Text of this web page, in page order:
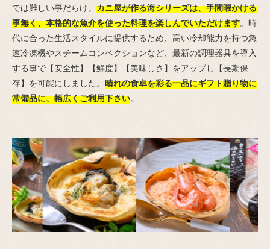
では難しい事だらけ。 カニ屋が作る海シリーズは、手間暇かける
事無く、本格的な魚介を使った料理を楽しんでいただけます。時
代に合った生活スタイルに提供するため、高い冷却能力を持つ急
速冷凍機やスチームコンベクションなど、最新の調理器具を導入
する事で【安全性】【鮮度】【美味しさ】をアップし【長期保
存】を可能にしました。 晴れの食卓を彩る一品にギフト贈り物に
常備品に、幅広くご利用下さい。